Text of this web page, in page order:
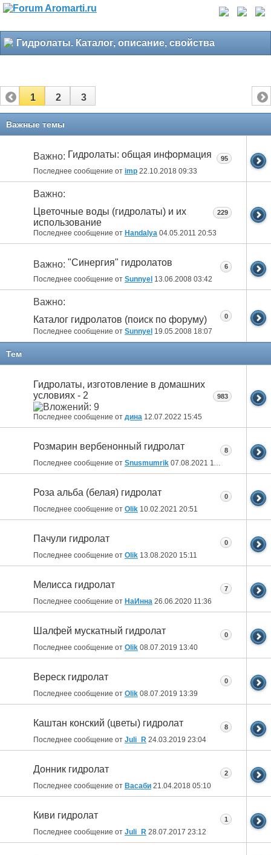
Гидролаты. Каталог, описание, свойства
1 2 3
Важные темы
Важно: Гидролаты: общая информация
Последнее сообщение от imp 22.10.2018 09:33
95
Важно:
Цветочные воды (гидролаты) и их
использование
Последнее сообщение от Handalya 04.05.2011 20:53
229
Важно: "Синергия" гидролатов
Последнее сообщение от Sunnyel 13.06.2008 03:42
6
Важно:
Каталог гидролатов (поиск по форуму)
Последнее сообщение от Sunnyel 19.05.2008 18:07
0
Тем
Гидролаты, изготовление в домашних
условиях - 2
Последнее сообщение от дина 12.07.2022 15:45
983
Розмарин вербенонный гидролат
Последнее сообщение от Snusmumrik 07.08.2021 11:47
8
Роза альба (белая) гидролат
Последнее сообщение от Olik 10.02.2021 20:51
0
Пачули гидролат
Последнее сообщение от Olik 13.08.2020 15:11
0
Мелисса гидролат
Последнее сообщение от НаИнна 26.06.2020 11:36
7
Шалфей мускатный гидролат
Последнее сообщение от Olik 08.07.2019 13:40
0
Вереск гидролат
Последнее сообщение от Olik 08.07.2019 13:39
0
Каштан конский (цветы) гидролат
Последнее сообщение от Juli_R 24.03.2019 23:04
8
Донник гидролат
Последнее сообщение от Васаби 21.04.2018 05:10
2
Киви гидролат
Последнее сообщение от Juli_R 28.07.2017 23:12
1